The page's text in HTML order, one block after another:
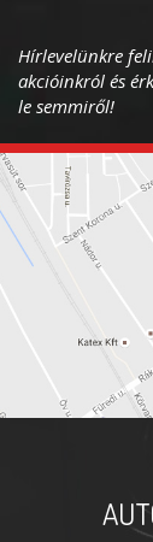
Hírlevelünkre
akcióinkról és
le semmiről!